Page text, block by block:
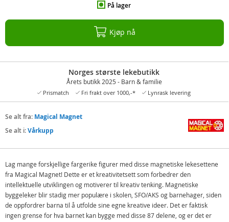
På lager
Kjøp nå
Norges største lekebutikk
Årets butikk 2025 - Barn & familie
Prismatch Fri frakt over 1000,-* Lynrask levering
Se alt fra: Magical Magnet
Se alt i:Vårkupp
Lag mange forskjellige fargerike figurer med disse magnetiske lekesettene
fra Magical Magnet! Dette er et kreativitetsett som forbedrer den
intellektuelle utviklingen og motiverer til kreativ tenking. Magnetiske
byggeleker blir stadig mer populære i skolen, SFO/AKS og barnehager, siden
de oppfordrer barna til å utfolde sine egne kreative ideer. Det er faktisk
ingen grense for hva barnet kan bygge med disse 87 delene, og er det er